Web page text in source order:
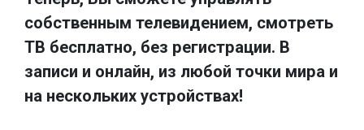
собственным телевидением, смотреть
ТВ бесплатно, без регистрации. В
записи и онлайн, из любой точки мира и
на нескольких устройствах!